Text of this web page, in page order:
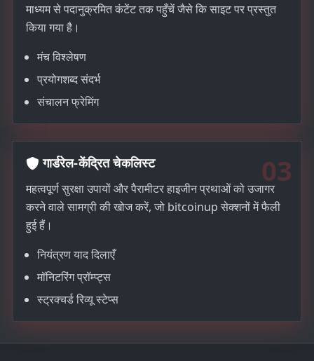
माध्यम से पदानुक्रमित कंटेंट तक पहुँचें जैसे कि साइट पर प्रस्तुत
किया गया है।
मंच विश्लेषण
प्रयोगशब्द संदर्भ
संचालन फ्रेमिंग
03
गार्डरेल-केंद्रित चेकलिस्ट
महत्वपूर्ण सुरक्षा उपायों और पैरामीटर हाइजीन प्रथाओं को उजागर
करने वाले सामग्री की खोज करें, जो bitcoinup सेक्शनों में फैली
हुई हैं।
नियंत्रण याद दिलाएँ
मॉनिटरिंग प्रॉम्प्ट्स
स्ट्रक्चर्ड रिव्यू स्टेप्स